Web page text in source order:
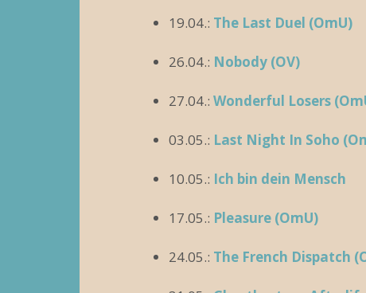
19.04.: The Last Duel (OmU)
26.04.: Nobody (OV)
27.04.: Wonderful Losers
03.05.: Last Night In Soho
10.05.: Ich bin dein Mensch
17.05.: Pleasure (OmU)
24.05.: The French Dispatch